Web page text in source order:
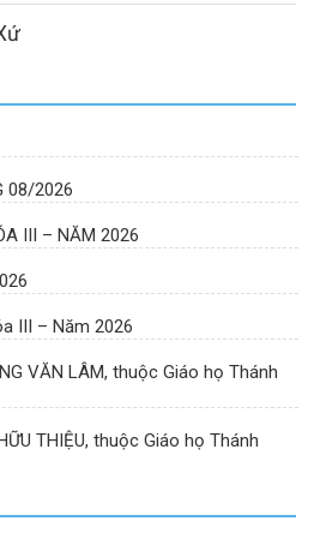
08/2026
III – NĂM 2026
III – Năm 2026
VĂN LÂM, thuộc Giáo họ Thánh
THIỆU, thuộc Giáo họ Thánh